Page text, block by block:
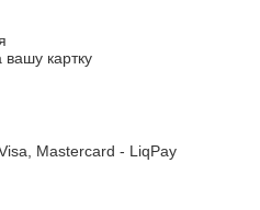
вашу картку
Mastercard - LiqPay